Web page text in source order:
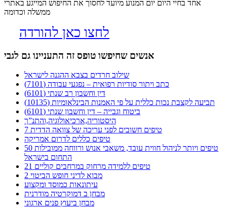
אחד בחיי היום יום המנוע מיועד לחסוך את החיפוש המייגע באתרי
ממשלה וכדומה
לחצו כאן להורדה
אנשים שחיפשו טופס זה התעניינו גם לגבי
שילוב חרדים בצבא ההגנה לישראל
כתב ויתור סודיות רפואית – נפגעי עבודה (7101)
דין וחשבון רב שנתי (6101)
תביעה לקצבת נכות כללית על פי האמנות הבינלאומיות (10135)
ביטוח וגבייה – דין וחשבון שנתי (6101)
היסטוריה,ארכיאולוגיה,והתנ”ך
7 טיפים חשובים לפני עריכה של צוואה הדדית
טיפים כללים לדרום אמריקה
50 טיפים ויותר לניהול חווית עובד, משאבי אנוש ורווחה ממובילות
התחום בישראל
21 טיפים ללמידה מרחוק במרחבים קוליים
מבוא לדיני חופש הביטוי 2
עיתונאות כמוסד ומקצוע
מבחן ב דמוקרטיה מודרנית
מבחן ביעוץ פנים ארגוני